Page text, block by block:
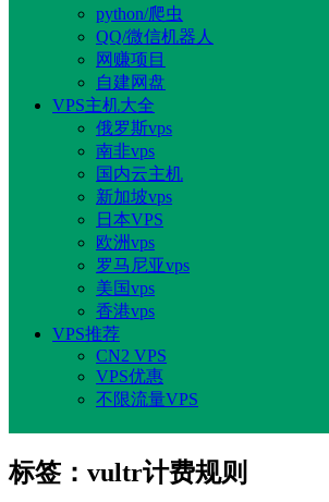
python/爬虫
QQ/微信机器人
网赚项目
自建网盘
VPS主机大全
俄罗斯vps
南非vps
国内云主机
新加坡vps
日本VPS
欧洲vps
罗马尼亚vps
美国vps
香港vps
VPS推荐
CN2 VPS
VPS优惠
不限流量VPS
标签：vultr计费规则